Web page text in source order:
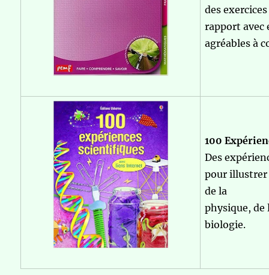
des
rapport avec
agréables à
100
Des
pour illustrer
de la
physique, de
biologie.